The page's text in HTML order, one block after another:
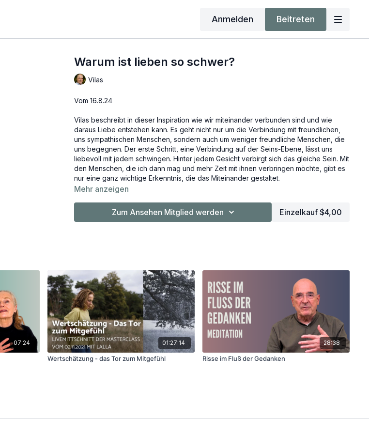
Anmelden Beitreten
Warum ist lieben so schwer?
Vilas
Vom 16.8.24
Vilas beschreibt in dieser Inspiration wie wir miteinander verbunden sind und wie
daraus Liebe entstehen kann. Es geht nicht nur um die Verbindung mit freundlichen,
uns sympathischen Menschen, sondern auch um weniger freundliche Menschen, die
uns begegnen. Der erste Schritt, eine Verbindung auf der Seins-Ebene, lässt uns
liebevoll mit jedem schwingen. Hinter jedem Gesicht verbirgt sich das gleiche Sein. Mit
den Menschen, die ich dann mag und mehr Zeit mit ihnen verbringen möchte, gibt es
nur eine ganz wichtige Erkenntnis, die das Miteinander gestaltet.
Mehr anzeigen
Zum Ansehen Mitglied werden Einzelkauf $4,00
07:24 01:27:14
Wertschätzung - das Tor zum Mitgefühl
28:38
Risse im Fluß der Gedanken